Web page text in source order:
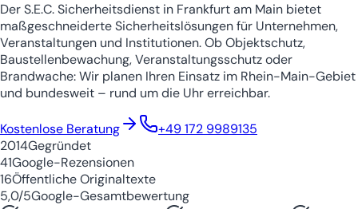
Der S.E.C. Sicherheitsdienst in Frankfurt am Main bietet
maßgeschneiderte Sicherheitslösungen für Unternehmen,
Veranstaltungen und Institutionen. Ob Objektschutz,
Baustellenbewachung, Veranstaltungsschutz oder
Brandwache: Wir planen Ihren Einsatz im Rhein-Main-Gebiet
und bundesweit – rund um die Uhr erreichbar.
Kostenlose Beratung
+49 172 9989135
2014Gegründet
41Google-Rezensionen
16Öffentliche Originaltexte
5,0/5Google-Gesamtbewertung